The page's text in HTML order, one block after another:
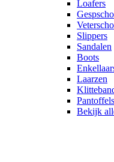
Loafers
Slippers
Sandalen
Boots
Laarzen
Pantoffels
Bekijk